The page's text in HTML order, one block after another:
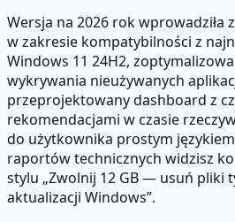
Wersja na 2026 rok wprowadziła
w zakresie kompatybilności z
Windows 11 24H2,
wykrywania nieużywanych
przeprojektowany dashboard z
rekomendacjami w czasie
do użytkownika prostym
raportów technicznych widzisz
stylu „Zwolnij 12 GB — usuń pliki
aktualizacji Windows”.